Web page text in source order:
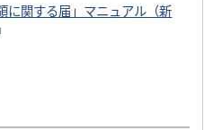
に関する届」マニュアル（新